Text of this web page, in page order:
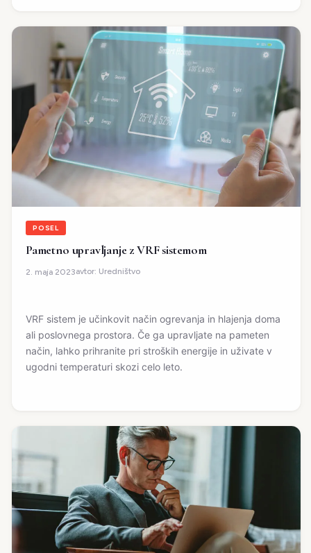
POSEL
Pametno upravljanje z VRF sistemom
2. maja 2023avtor: Uredništvo
VRF sistem je učinkovit način ogrevanja in hlajenja doma
ali poslovnega prostora. Če ga upravljate na pameten
način, lahko prihranite pri stroških energije in uživate v
ugodni temperaturi skozi celo leto.